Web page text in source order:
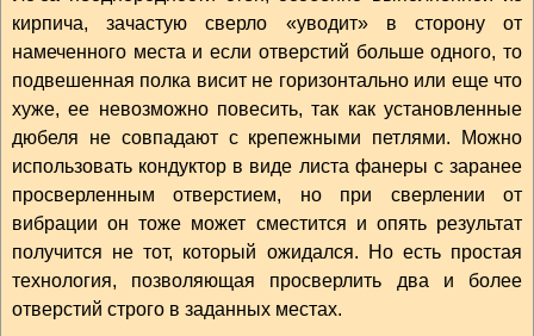
кирпича, зачастую сверло «уводит» в сторону от
намеченного места и если отверстий больше одного, то
подвешенная полка висит не горизонтально или еще что
хуже, ее невозможно повесить, так как установленные
дюбеля не совпадают с крепежными петлями. Можно
использовать кондуктор в виде листа фанеры с заранее
просверленным отверстием, но при сверлении от
вибрации он тоже может сместится и опять результат
получится не тот, который ожидался. Но есть простая
технология, позволяющая просверлить два и более
отверстий строго в заданных местах.